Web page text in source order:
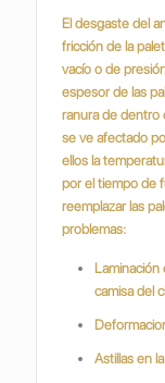
El desgaste del
fricción de la
vacío o de
espesor de las
ranura de dentro
se ve afectado
ellos la
por el tiempo de
reemplazar las
problemas:
camisa del
Astillas en